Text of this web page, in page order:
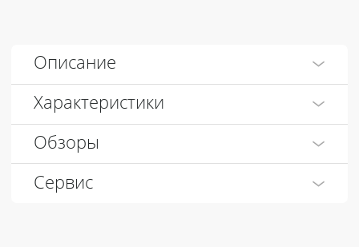
Описание
Характеристики
Обзоры
Сервис